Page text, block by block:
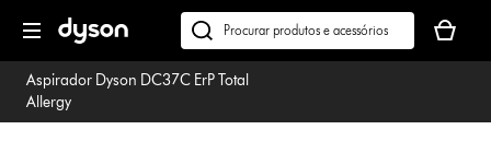
seguinte
Pesquisar
em
dyson.pt
seu
cesto
Aspirador Dyson DC37C ErP Total
Allergy